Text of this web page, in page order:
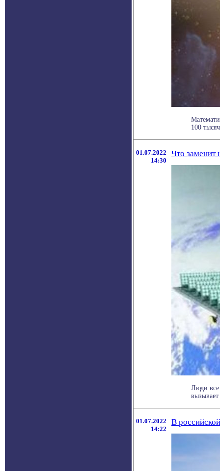
100
01.07.2022
14:30
Что заменит
Люди все
01.07.2022
14:22
В